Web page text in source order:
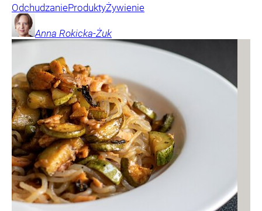
OdchudzanieProduktyŻywienie
Anna Rokicka-Żuk